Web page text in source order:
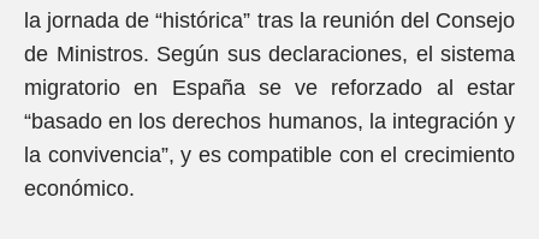
la jornada de “histórica” tras la reunión del Consejo
de Ministros. Según sus declaraciones, el sistema
migratorio en España se ve reforzado al estar
“basado en los derechos humanos, la integración y
la convivencia”, y es compatible con el crecimiento
económico.